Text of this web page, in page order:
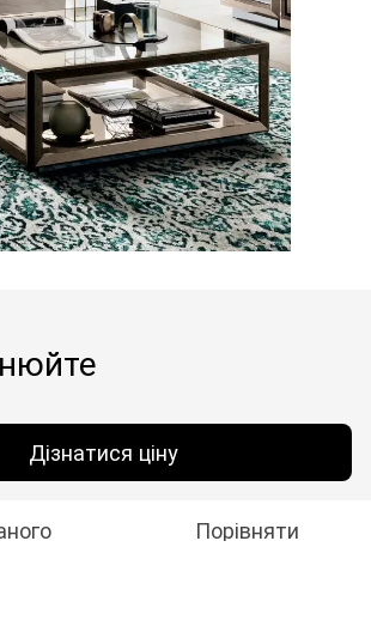
Дізнатися ціну
Порівняти